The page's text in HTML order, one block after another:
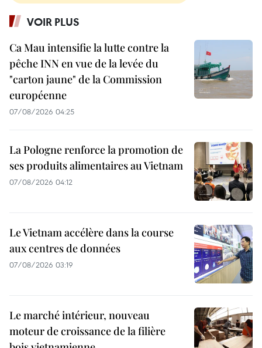
VOIR PLUS
Ca Mau intensifie la lutte contre la
pêche INN en vue de la levée du
"carton jaune" de la Commission
européenne
07/08/2026 04:25
La Pologne renforce la promotion de
ses produits alimentaires au Vietnam
07/08/2026 04:12
Le Vietnam accélère dans la course
aux centres de données
07/08/2026 03:19
Le marché intérieur, nouveau
moteur de croissance de la filière